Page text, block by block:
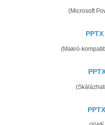
(Microsoft
(Makró-